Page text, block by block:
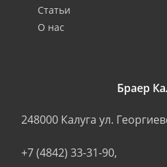
Статьи
О нас
Браер
248000 Калуга ул.
+7 (4842) 33-31-90,